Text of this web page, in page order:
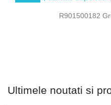
R901500182
Ultimele noutati si